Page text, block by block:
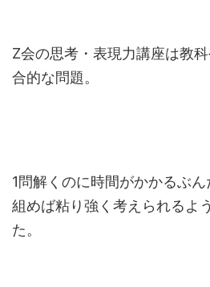
Z会の思考・表現力講座は教
合的な問題。
1問解くのに時間がかかるぶ
組めば粘り強く考えられるよ
た。